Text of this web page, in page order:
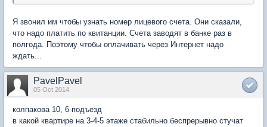
Я звонил им чтобы узнать номер лицевого счета. Они сказали,
что надо платить по квитанции. Счета заводят в банке раз в
полгода. Поэтому чтобы оплачивать через Интернет надо
ждать...
PavelPavel
05 Oct 2014
колпакова 10, 6 подъезд
в какой квартире на 3-4-5 этаже стабильно беспрерывно стучат